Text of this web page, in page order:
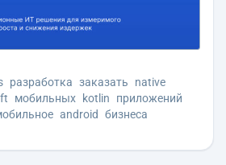
разработка заказать
native
мобильных kotlin
приложений
android бизнеса